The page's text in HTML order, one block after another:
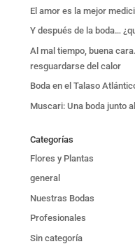
El amor es la mejor
Y después de la boda…
Al mal tiempo, buena
resguardarse del calor
Boda en el Talaso
Muscari: Una boda junto
Categorías
Flores y Plantas
general
Nuestras Bodas
Profesionales
Sin categoría